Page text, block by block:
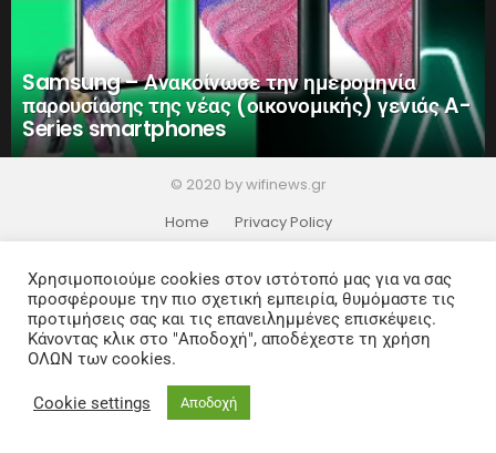
Samsung – Ανακοίνωσε την ημερομηνία
παρουσίασης της νέας (οικονομικής) γενιάς A-
Series smartphones
© 2020 by wifinews.gr
Home
Privacy Policy
Χρησιμοποιούμε cookies στον ιστότοπό μας για να σας
προσφέρουμε την πιο σχετική εμπειρία, θυμόμαστε τις
προτιμήσεις σας και τις επανειλημμένες επισκέψεις.
Κάνοντας κλικ στο "Αποδοχή", αποδέχεστε τη χρήση
ΟΛΩΝ των cookies.
Cookie settings Αποδοχή